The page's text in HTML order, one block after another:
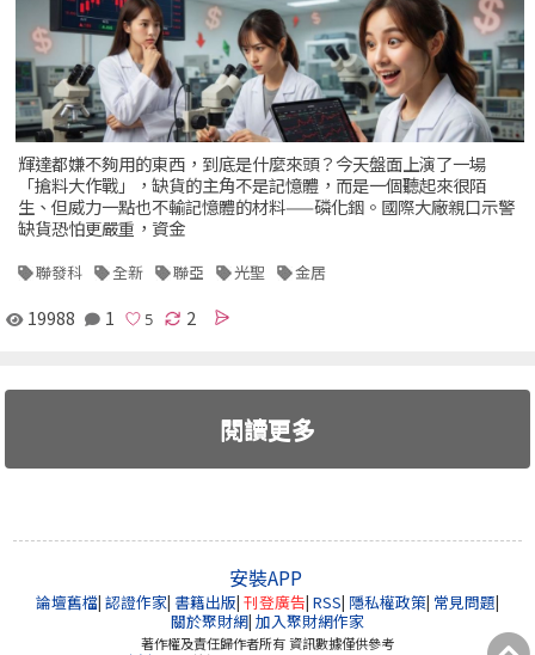
輝達都嫌不夠用的東西，到底是什麼來頭？今天盤面上演了一場
「搶料大作戰」，缺貨的主角不是記憶體，而是一個聽起來很陌
生、但威力一點也不輸記憶體的材料——磷化銦。國際大廠親口示警
缺貨恐怕更嚴重，資金
聯發科 全新 聯亞 光聖 金居
19988 1 2
閱讀更多
安裝APP
論壇舊檔| 認證作家| 書籍出版| 刊登廣告| RSS| 隱私權政策| 常見問題|
關於聚財網| 加入聚財網作家
著作權及責任歸作者所有 資訊數據僅供參考